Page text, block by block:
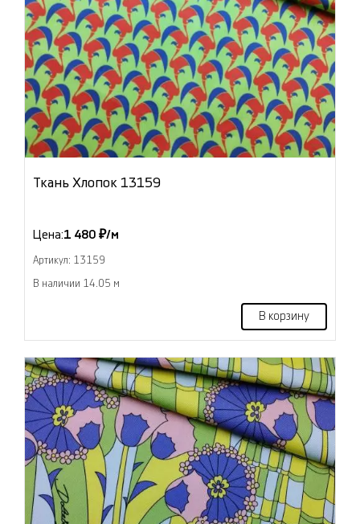
Ткань Хлопок 13159
Цена:1 480 ₽/м
Артикул: 13159
В наличии 14.05 м
В корзину